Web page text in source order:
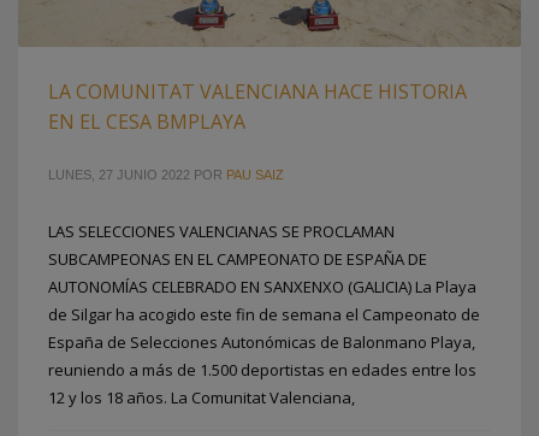
LA COMUNITAT VALENCIANA HACE HISTORIA
EN EL CESA BMPLAYA
LUNES, 27 JUNIO 2022 POR PAU SAIZ
LAS SELECCIONES VALENCIANAS SE PROCLAMAN
SUBCAMPEONAS EN EL CAMPEONATO DE ESPAÑA DE
AUTONOMÍAS CELEBRADO EN SANXENXO (GALICIA) La Playa
de Silgar ha acogido este fin de semana el Campeonato de
España de Selecciones Autonómicas de Balonmano Playa,
reuniendo a más de 1.500 deportistas en edades entre los
12 y los 18 años. La Comunitat Valenciana,